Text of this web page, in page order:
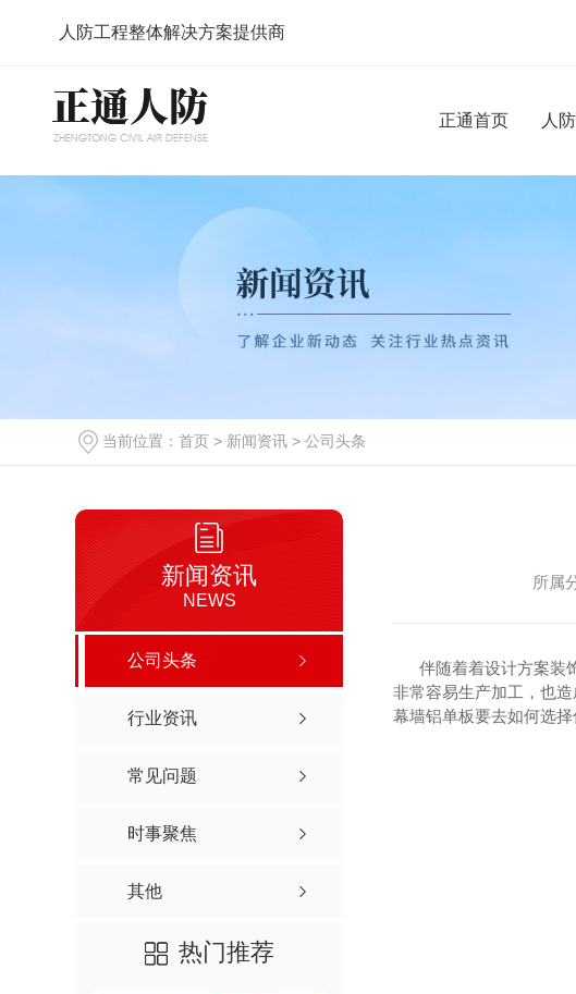
人防工程整体解决方案提供商
正通首页 人
当前位置： 首页 > 新闻资讯 > 公司头条
新闻资讯
NEWS
公司头条
行业资讯
常见问题
时事聚焦
其他
热门推荐
所属
伴随着着设计方案装饰
非常容易生产加工，也
幕墙铝单板要去如何选